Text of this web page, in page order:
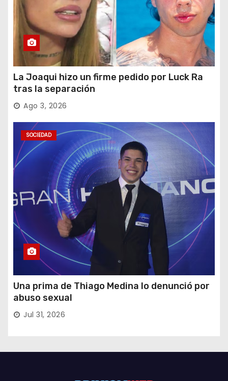
La Joaqui hizo un firme pedido por Luck Ra
tras la separación
Ago 3, 2026
SOCIEDAD
Una prima de Thiago Medina lo denunció por
abuso sexual
Jul 31, 2026